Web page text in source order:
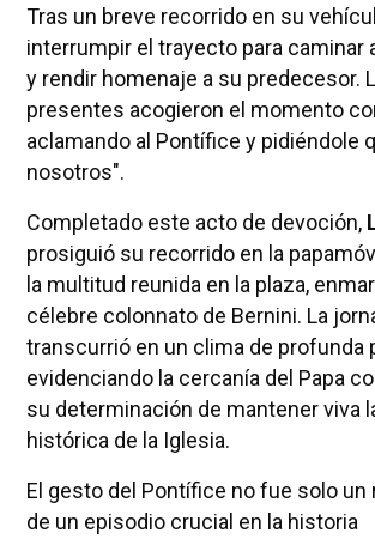
Tras un breve recorrido en su
interrumpir el trayecto para caminar
y rendir homenaje a su predecesor.
presentes acogieron el momento
aclamando al Pontífice y pidiéndole
nosotros".
Completado este acto de devoción,
prosiguió su recorrido en la
la multitud reunida en la plaza,
célebre colonnato de Bernini. La
transcurrió en un clima de profunda
evidenciando la cercanía del Papa
su determinación de mantener viva
histórica de la Iglesia.
El gesto del Pontífice no fue solo un
de un episodio crucial en la historia